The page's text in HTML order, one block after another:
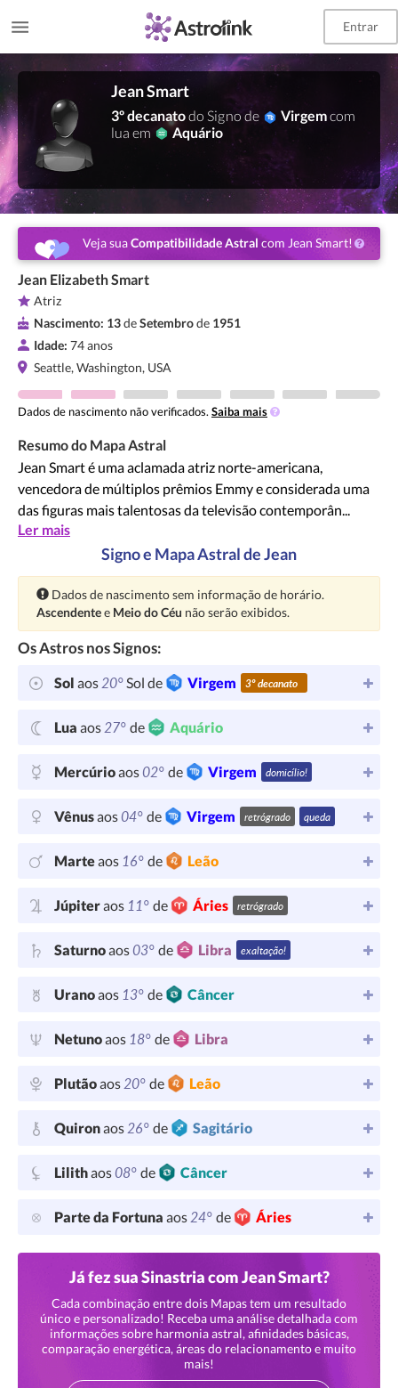
Entrar
Jean Smart
3º decanatodo Signo de Virgemcom
lua em
Aquário
Veja suaCompatibilidade Astral com Jean Smart!
Jean Elizabeth Smart
Atriz
Nascimento: 13deSetembrode 1951
Idade: 74 anos
Seattle, Washington, USA
Dados de nascimento não verificados. Saiba mais
Resumo do Mapa Astral
Jean Smart é uma aclamada atriz norte-americana,
vencedora de múltiplos prêmios Emmy e considerada uma
das figuras mais talentosas da televisão contemporân...
Ler mais
Signo e Mapa Astral de Jean
Atenção:
Dados de nascimento sem informação de horário.
Ascendentee Meio do Céu não serão exibidos.
Os Astros nos Signos:
Sol aos20°Sol de Virgem 3º decanato
Lua aos27° de Aquário
Mercúrioaos02° de Virgem domicílio!
Vênusaos04° de Virgem retrógrado queda
Marteaos 16° de Leão
Júpiteraos 11° de Áries retrógrado
Saturnoaos03° de Libra exaltação!
Uranoaos 13° de Câncer
Netunoaos 18° de Libra
Plutãoaos20° de Leão
Quironaos26° de Sagitário
Lilithaos08° de Câncer
Parte da Fortuna aos24° de Áries
Já fez sua Sinastria com Jean Smart?
Cada combinação entre dois Mapas tem um resultado
único e personalizado! Receba uma análise detalhada com
informações sobre harmonia astral, afinidades básicas,
comparação energética, áreas do relacionamento e muito
mais!